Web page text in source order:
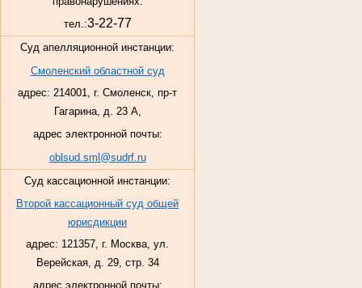
тел.:3-22-77
Суд апелляционной инстанции:
Смоленский областной суд
адрес: 214001, г. Смоленск, пр-т
Гагарина, д. 23 А,
адрес электронной почты:
oblsud.sml@sudrf.ru
Суд кассационной инстанции:
Второй кассационный суд общей
юрисдикции
адрес: 121357, г. Москва, ул.
Верейская, д. 29, стр. 34
адрес электронной почты: